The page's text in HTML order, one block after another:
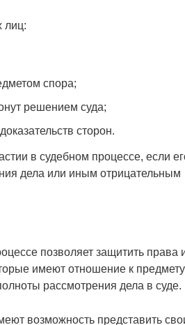
лиц:
спора;
решением суда;
сторон.
в судебном процессе, если
дела или иным отрицательным
позволяет защитить права
имеют отношение к
рассмотрения дела в суде.
возможность представить